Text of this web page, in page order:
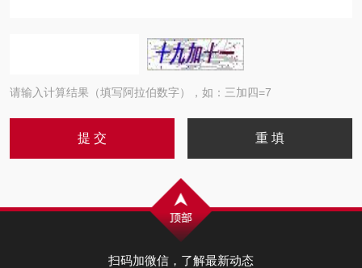
请输入计算结果（填写阿拉伯数字），如：三加四=7
扫码加微信，了解最新动态